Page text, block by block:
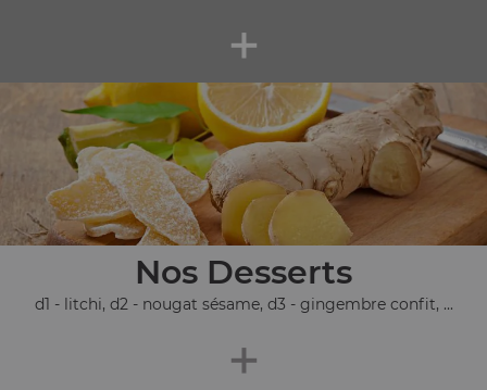
+
Nos Desserts
d1 - litchi, d2 - nougat sésame, d3 - gingembre confit, ...
+